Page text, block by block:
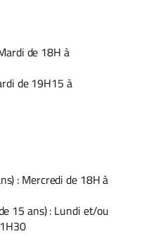
de 18H à
de 19H15 à
: Mercredi de 18H à
15 ans) : Lundi et/ou